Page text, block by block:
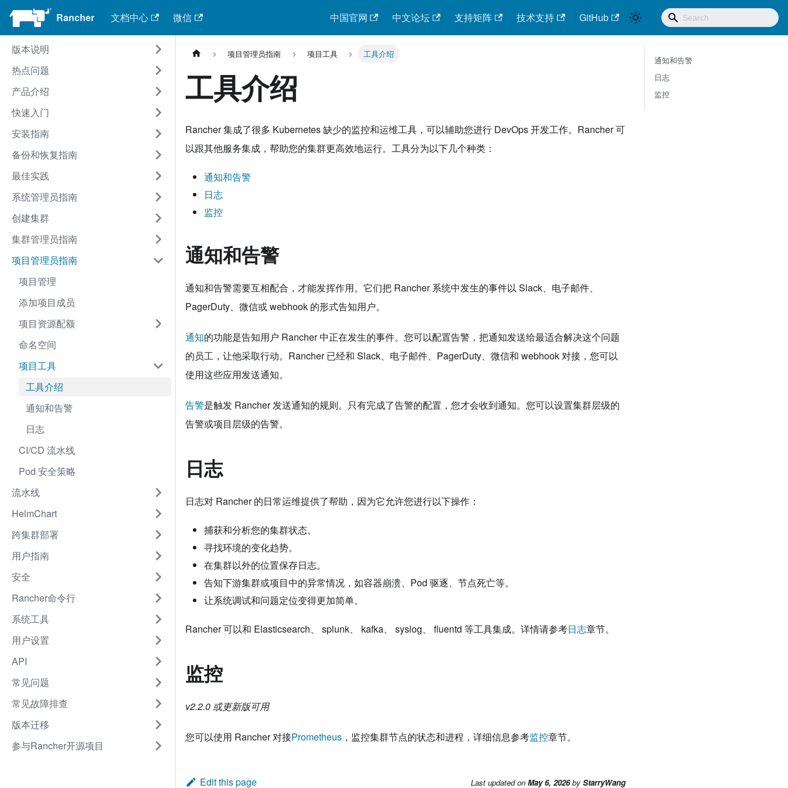
Rancher 文档中心 微信 中国官网 中文论坛 支持矩阵 技术支持 GitHub
版本说明
热点问题
产品介绍
快速入门
安装指南
备份和恢复指南
最佳实践
系统管理员指南
创建集群
集群管理员指南
项目管理员指南
项目管理
添加项目成员
项目资源配额
命名空间
项目工具
工具介绍
通知和告警
日志
CI/CD 流水线
Pod 安全策略
流水线
HelmChart
跨集群部署
用户指南
安全
Rancher命令行
系统工具
用户设置
API
常见问题
常见故障排查
版本迁移
参与Rancher开源项目
项目管理员指南 项目工具 工具介绍
工具介绍
Rancher 集成了很多 Kubernetes 缺少的监控和运维工具，可以辅助您进行 DevOps 开发工作。Rancher 可
以跟其他服务集成，帮助您的集群更高效地运行。工具分为以下几个种类：
通知和告警
日志
监控
通知和告警
通知和告警需要互相配合，才能发挥作用。它们把 Rancher 系统中发生的事件以 Slack、电子邮件、
PagerDuty、微信或 webhook 的形式告知用户。
通知的功能是告知用户 Rancher 中正在发生的事件。您可以配置告警，把通知发送给最适合解决这个问题
的员工，让他采取行动。Rancher 已经和 Slack、电子邮件、PagerDuty、微信和 webhook 对接，您可以
使用这些应用发送通知。
告警是触发 Rancher 发送通知的规则。只有完成了告警的配置，您才会收到通知。您可以设置集群层级的
告警或项目层级的告警。
日志
日志对 Rancher 的日常运维提供了帮助，因为它允许您进行以下操作：
捕获和分析您的集群状态。
寻找环境的变化趋势。
在集群以外的位置保存日志。
告知下游集群或项目中的异常情况，如容器崩溃、Pod 驱逐、节点死亡等。
让系统调试和问题定位变得更加简单。
Rancher 可以和 Elasticsearch、 splunk、 kafka、 syslog、 fluentd 等工具集成。详情请参考日志章节。
监控
v2.2.0 或更新版可用
您可以使用 Rancher 对接Prometheus ，监控集群节点的状态和进程，详细信息参考监控章节。
Edit this page Last updatedon May 6, 2026by StarryWang
通知和告警
日志
监控